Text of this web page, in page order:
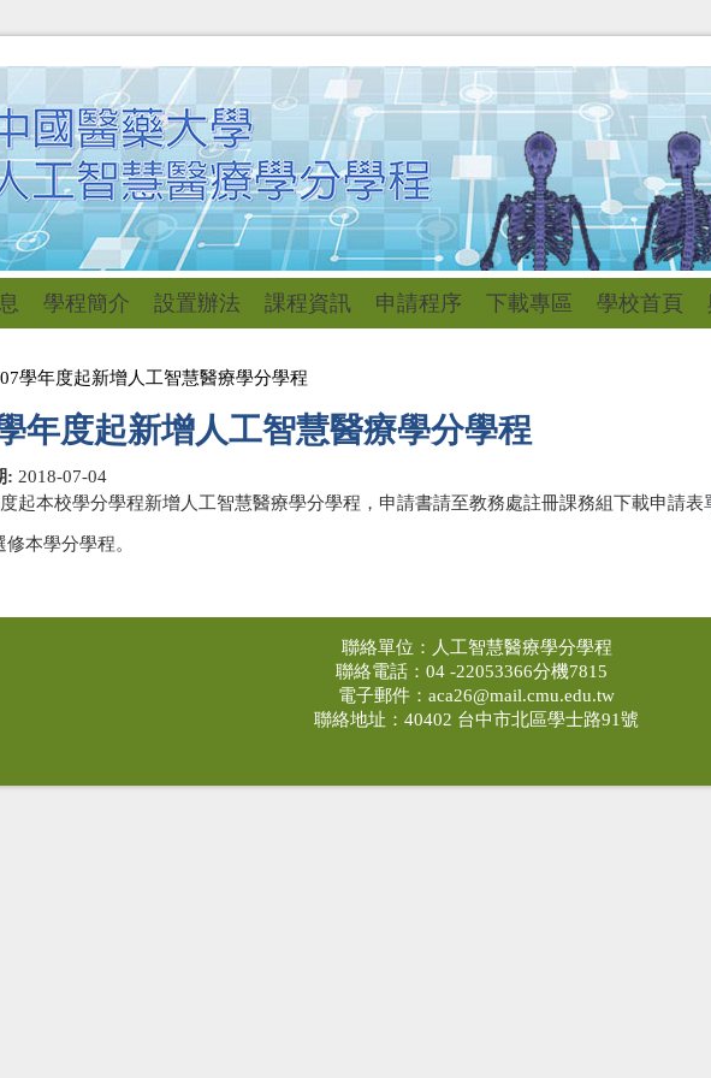
學程簡介 設置辦法 課程資訊 申請程序 下載專區 學校首頁
裡
學年度起新增人工智慧醫療學分學程
年度起新增人工智慧醫療學分學程
: 2018-07-04
起本校學分學程新增人工智慧醫療學分學程，申請書請至教務處註冊課務組下載申請表
本學分學程。
聯絡單位：人工智慧醫療學分學程
聯絡電話：04 -22053366分機7815
電子郵件： aca26@mail.cmu.edu.tw
聯絡地址：40402 台中市北區學士路91號